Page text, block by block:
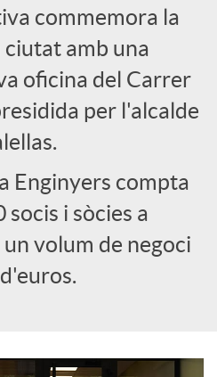
commemora la
ciutat amb una
oficina del Carrer
per l'alcalde
Enginyers compta
socis i sòcies a
volum de negoci